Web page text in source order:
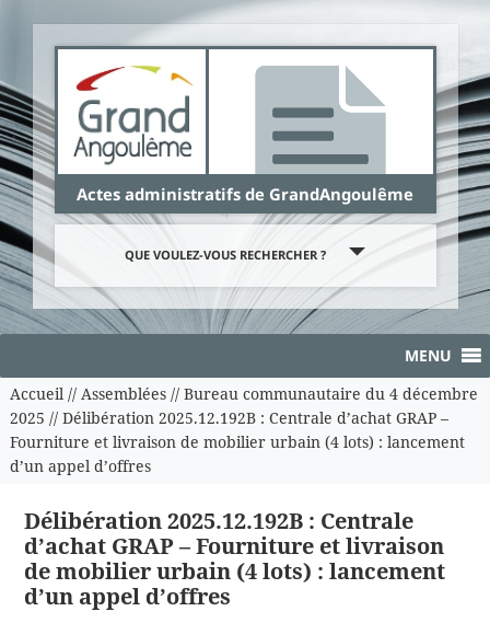
Actes administratifs de GrandAngoulême
QUE VOULEZ-VOUS RECHERCHER ?
MENU
Accueil// Assemblées// Bureau communautaire du 4 décembre
2025 // Délibération 2025.12.192B : Centrale d’achat GRAP –
Fourniture et livraison de mobilier urbain (4 lots) : lancement
d’un appel d’offres
Délibération 2025.12.192B : Centrale
d’achat GRAP – Fourniture et livraison
de mobilier urbain (4 lots) : lancement
d’un appel d’offres
Panneau de gestion des cookies